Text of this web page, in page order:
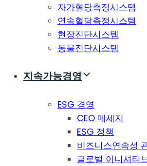
자가혈당측정시스템
연속혈당측정시스템
현장진단시스템
동물진단시스템
지속가능경영
ESG 경영
CEO 메세지
ESG 정책
비즈니스연속성
글로벌 이니셔티